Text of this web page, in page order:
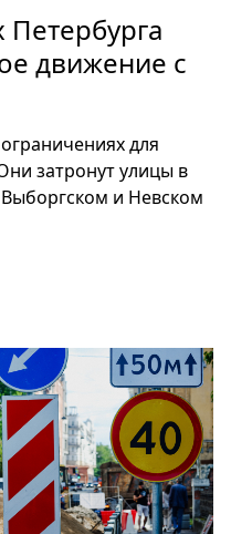
движение с
для
затронут улицы в
и Невском